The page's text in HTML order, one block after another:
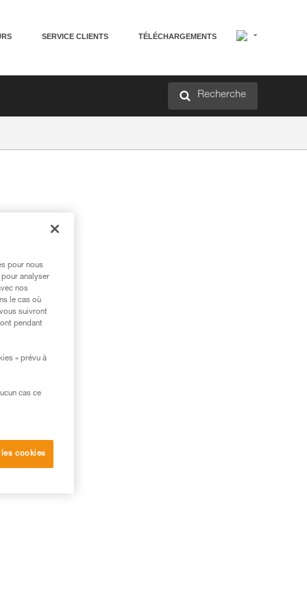
SERVICE CLIENTS TÉLÉCHARGEMENTS
Recherche
pour nous
analyser
nos
le cas où
suivront
pendant
» prévu à
cas ce
cookies